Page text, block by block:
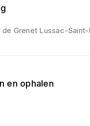
de Grenet Lussac-Saint-
en ophalen